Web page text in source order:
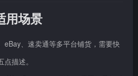
用场景
eBay、速卖通等多平台铺货，需要快
描述。